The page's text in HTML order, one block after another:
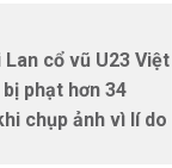
Lan cổ vũ U23 Việt
phạt hơn 34
chụp ảnh vì lí do